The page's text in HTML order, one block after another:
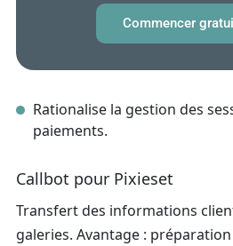
Commencer
Rationalise la gestion des
paiements.
Callbot pour Pixieset
Transfert des informations
galeries. Avantage : préparation